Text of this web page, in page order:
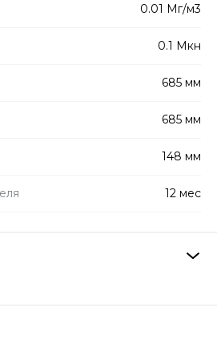
0.01 Мг/м3
0.1 Мкн
685 мм
685 мм
148 мм
12 мес